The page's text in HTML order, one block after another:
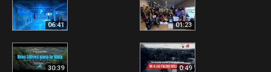
06:41 01:23
30:39 0:49